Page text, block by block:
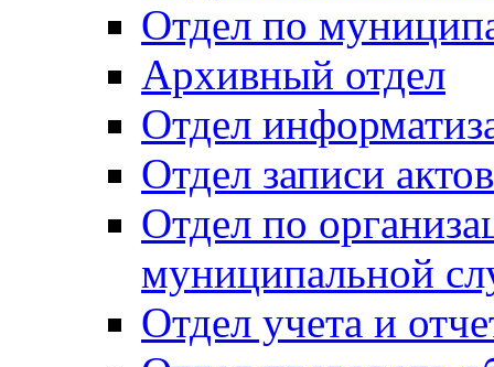
Отдел по
Архивный отдел
Отдел
Отдел записи
Отдел по
муниципальной
Отдел учета и